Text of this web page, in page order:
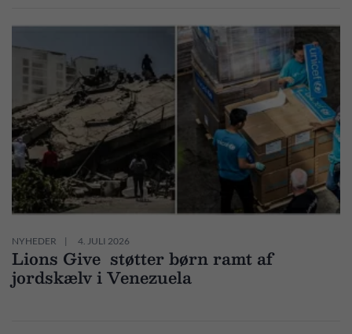
NYHEDER 4. JULI 2026
Lions Give støtter børn ramt af
jordskælv i Venezuela